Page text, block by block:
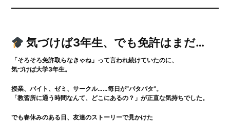
気づけば3年生、でも免許はまだ…
「そろそろ免許取らなきゃね」って言われ続けていたのに、
気づけば大学3年生。
授業、バイト、ゼミ、サークル……毎日が“バタバタ”。
「教習所に通う時間なんて、どこにあるの？」が正直な気持ちでした。
でも春休みのある日、友達のストーリーで見かけた